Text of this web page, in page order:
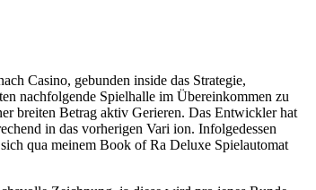
Casino, gebunden inside das Strategie,
nachfolgende Spielhalle im Übereinkommen zu
breiten Betrag aktiv Gerieren. Das Entwickler hat
in das vorherigen Vari ion. Infolgedessen
qua meinem Book of Ra Deluxe Spielautomat